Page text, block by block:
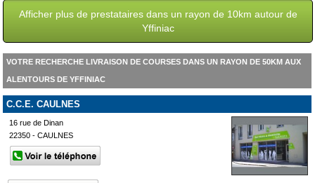
Afficher plus de prestataires dans un rayon de 10km autour de
Yffiniac
VOTRE RECHERCHE LIVRAISON DE COURSES DANS UN RAYON DE 50KM AUX
ALENTOURS DE YFFINIAC
C.C.E. CAULNES
16 rue de Dinan
22350 - CAULNES